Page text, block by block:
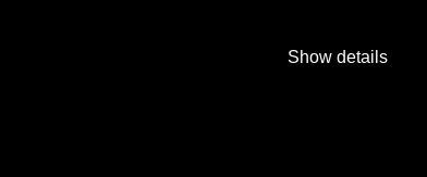
Show details